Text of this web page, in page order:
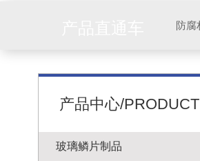
产品中心/PRODUCT
玻璃鳞片制品